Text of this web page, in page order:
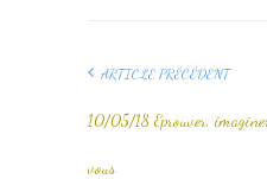
ARTICLE PRÉCÉDENT
10/05/18 Eprouver,
vous